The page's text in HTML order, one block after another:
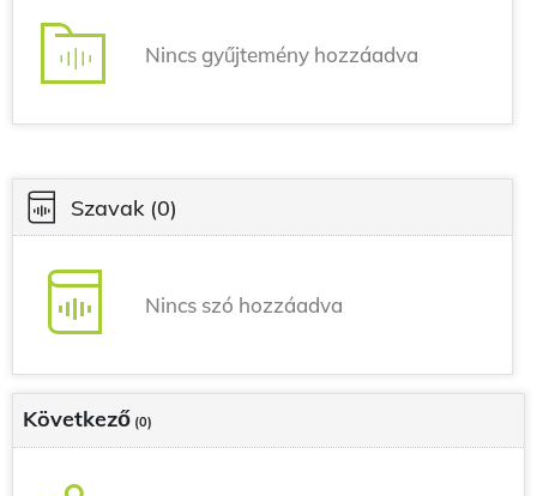
Nincs gyűjtemény hozzáadva
Szavak (0)
Nincs szó hozzáadva
Következő (0)